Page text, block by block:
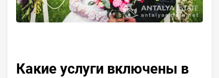
Какие услуги включены в